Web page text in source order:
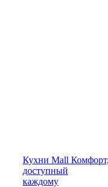
Кухни Mall Комфорт,
доступный
каждому